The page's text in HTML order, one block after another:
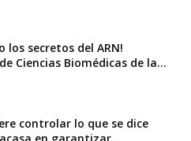
los secretos del ARN!
Ciencias Biomédicas de la...
controlar lo que se dice